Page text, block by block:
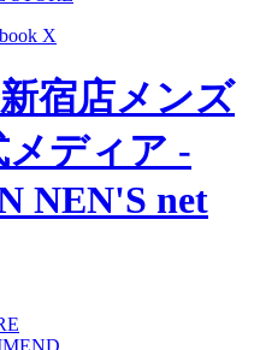
X
宿店メンズ
メディア -
NEN'S net